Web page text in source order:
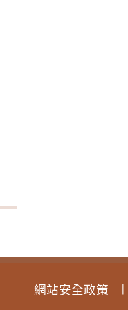
網站安全政策